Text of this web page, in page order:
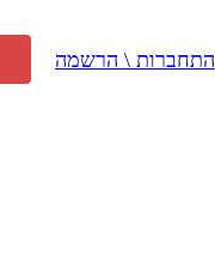
התחברות \ הרשמה